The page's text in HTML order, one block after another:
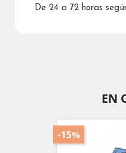
De 24 a 72 horas
EN
-15%